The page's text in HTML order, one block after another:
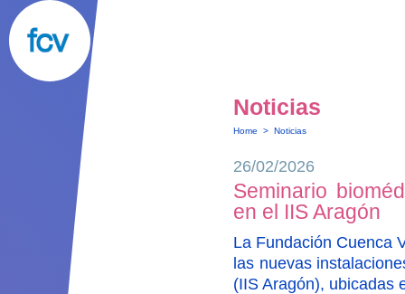
Noticias
Home > Noticias
26/02/2026
Seminario
en el IIS Aragón
La Fundación Cuenca
las nuevas
(IIS Aragón), ubicadas